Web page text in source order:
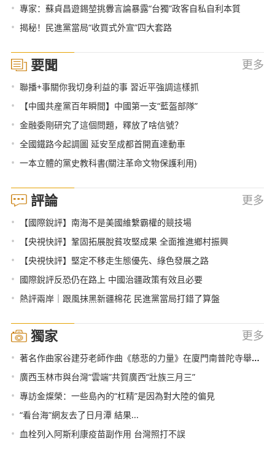
• 專家：蘇貞昌遊錫堃挑釁言論暴露“台獨”政客自私自利本質
• 揭秘！民進黨當局“收買式外宣”四大套路
要聞 更多
• 聯播+事關你我切身利益的事 習近平強調這樣抓
• 【中國共産黨百年瞬間】中國第一支“藍盔部隊”
• 金融委剛研究了這個問題，釋放了啥信號？
• 全國鐵路今起調圖 延安至成都首開直達動車
• 一本立體的黨史教科書(關注革命文物保護利用)
評論 更多
• 【國際銳評】南海不是美國維繫霸權的競技場
• 【央視快評】鞏固拓展脫貧攻堅成果 全面推進鄉村振興
• 【央視快評】堅定不移走生態優先、綠色發展之路
• 國際銳評反恐仍在路上 中國治疆政策有效且必要
• 熱評兩岸｜跟風抹黑新疆棉花 民進黨當局打錯了算盤
獨家 更多
• 著名作曲家谷建芬老師作曲《慈悲的力量》在廈門南普陀寺舉行交接儀式
• 廣西玉林市與台灣“雲端”共賀廣西“壯族三月三”
• 專訪金燦榮：一些島內的“杠精”是因為對大陸的偏見
• “看台海”網友去了日月潭 結果...
• 血栓列入阿斯利康疫苗副作用 台灣照打不誤